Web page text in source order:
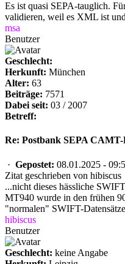
Es ist quasi SEPA-tauglich.
validieren, weil es XML ist
msa
Benutzer
Geschlecht:
Herkunft: München
Alter: 63
Beiträge: 7571
Dabei seit: 03 / 2007
Betreff:
Re: Postbank SEPA
· Gepostet: 08.01.2025 -
Zitat geschrieben von hibiscus
...nicht dieses hässliche
MT940 wurde in den frühen
"normalen" SWIFT-
hibiscus
Benutzer
Geschlecht: keine Angabe